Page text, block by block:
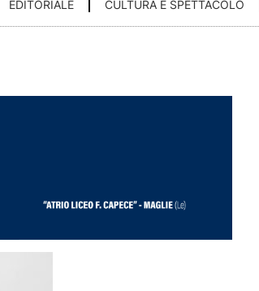
EDITORIALE CULTURA E SPETTACOLO